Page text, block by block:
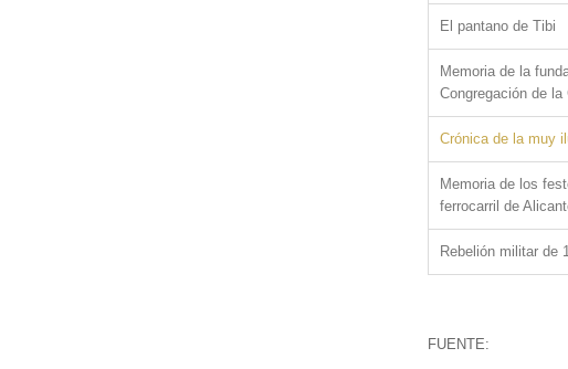
El pantano de Tibi
Memoria de la
Congregación de la
Crónica de la muy
Memoria de los
ferrocarril de
Rebelión militar de
FUENTE: